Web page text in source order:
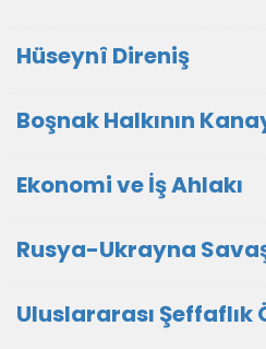
Hüseynî Direniş
Boşnak Halkının
Ekonomi ve İş Ahlakı
Rusya-Ukrayna
Uluslararası Şeffaflık